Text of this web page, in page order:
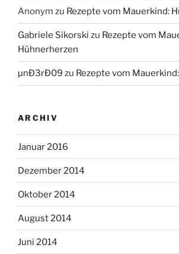
Anonym zu Rezepte vom Mauerkind:
Gabriele Sikorski zu Rezepte vom
Hühnerherzen
µnÐ3rÐ09 zu Rezepte vom
ARCHIV
Januar 2016
Dezember 2014
Oktober 2014
August 2014
Juni 2014